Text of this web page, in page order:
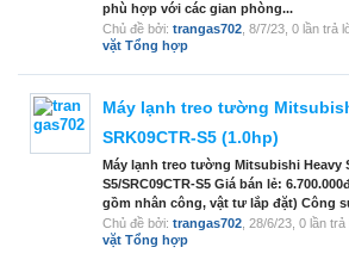
phù hợp với các gian phòng...
Chủ đề bởi: trangas702 8/7/23 , 0 lần trả
vặt Tổng hợp
Máy lạnh treo tường
SRK09CTR-S5 (1.0hp)
Máy lạnh treo tường Mitsubishi Heavy
S5/SRC09CTR-S5 Giá bán lẻ:
gồm nhân công, vật tư lắp đặt) Công
Chủ đề bởi: trangas702 28/6/23 , 0 lần
vặt Tổng hợp